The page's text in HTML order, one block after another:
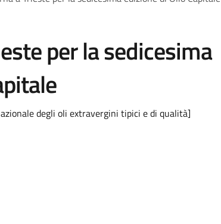
per la sedicesima
degli oli extravergini tipici e di qualità]